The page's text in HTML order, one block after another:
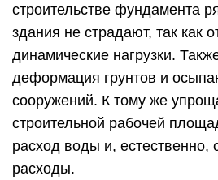
строительстве фундамента
здания не страдают, так как
динамические нагрузки.
деформация грунтов и
сооружений. К тому же
строительной рабочей
расход воды и, естественно,
расходы.